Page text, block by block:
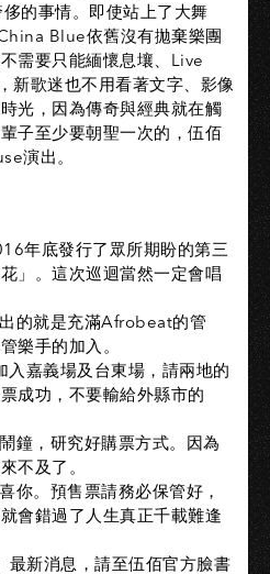
的事情。即使站上了大舞
Blue依舊沒有拋棄樂團
需要只能緬懷息壤、Live
新歌迷也不用看著文字、影像
光，因為傳奇與經典就在觸
子至少要朝聖一次的，伍佰
演出。
年底發行了眾所期盼的第三
」。這次巡迴當然一定會唱
的就是充滿Afrobeat的管
樂手的加入。
嘉義場及台東場，請兩地的
成功，不要輸給外縣市的
鐘，研究好購票方式。因為
不及了。
你。預售票請務必保管好，
會錯過了人生真正千載難逢
最新消息，請至伍佰官方臉書